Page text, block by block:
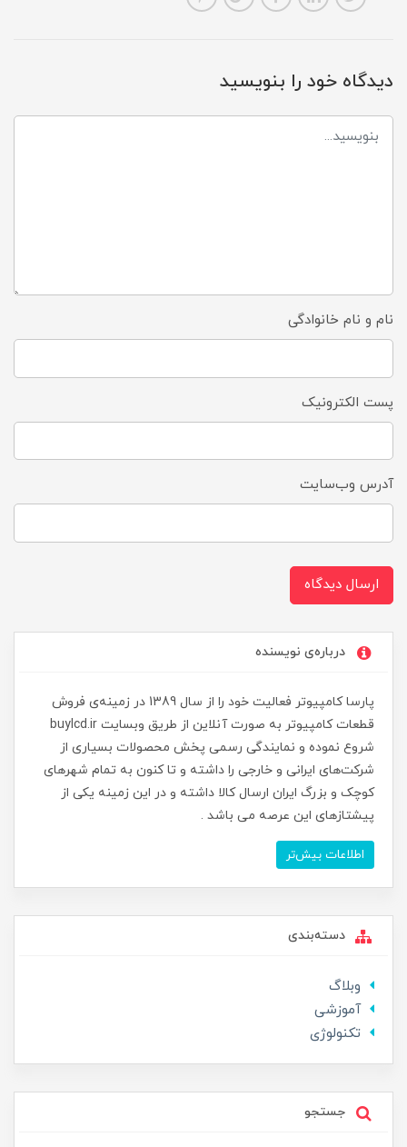
دیدگاه خود را بنویسید
نام و نام خانوادگی
پست الکترونیک
آدرس وب‌سایت
ارسال دیدگاه
درباره‌ی نویسنده
پارسا کامپیوتر فعالیت خود را از سال 1389 در زمینه‌ی فروش
قطعات کامپیوتر به صورت آنلاین از طریق وبسایت buylcd.ir
شروع نموده و نمایندگی رسمی پخش محصولات بسیاری از
شرکت‌های ایرانی و خارجی را داشته و تا کنون به تمام شهرهای
کوچک و بزرگ ایران ارسال کالا داشته و در این زمینه یکی از
پیشتازهای این عرصه می باشد .
اطلاعات بیش‌تر
دسته‌بندی
وبلاگ
آموزشی
تکنولوژی
جستجو